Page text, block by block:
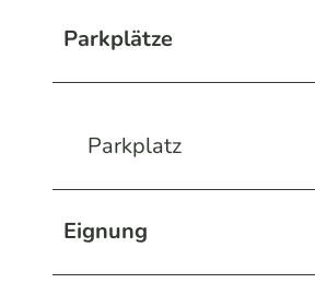
Parkplätze
Parkplatz
Eignung